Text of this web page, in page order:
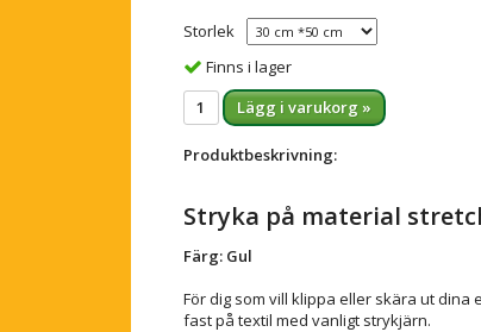
Storlek
Finns i lager
Lägg i varukorg »
Produktbeskrivning:
Stryka på material
Färg: Gul
För dig som vill klippa eller skära ut dina
fast på textil med vanligt strykjärn.